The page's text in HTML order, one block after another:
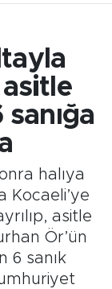
asitle
halıya
Kocaeli’ye
asitle
Ör’ün
6 sanık